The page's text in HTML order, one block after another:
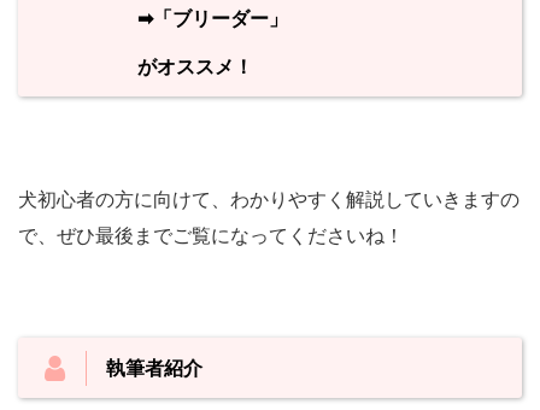
➡︎「ブリーダー」
がオススメ！
犬初心者の方に向けて、わかりやすく解説していきますの
で、ぜひ最後までご覧になってくださいね！
執筆者紹介